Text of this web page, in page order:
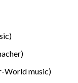
music)